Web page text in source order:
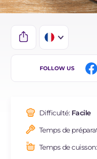
IT
ES
NL
BR
FOLLOW US
Difficulté: Facile
Temps de
Temps de cuisson: